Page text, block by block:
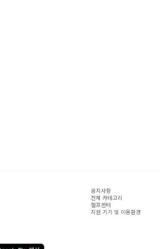
공지사항
전체 카테고리
헬프센터
지원 기기 및 이용환경